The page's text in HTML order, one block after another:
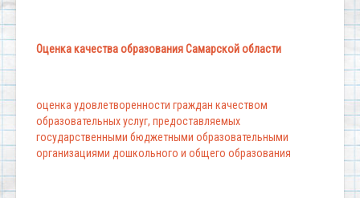
Оценка качества образования Самарской области
оценка удовлетворенности граждан качеством
образовательных услуг, предоставляемых
государственными бюджетными образовательными
организациями дошкольного и общего образования